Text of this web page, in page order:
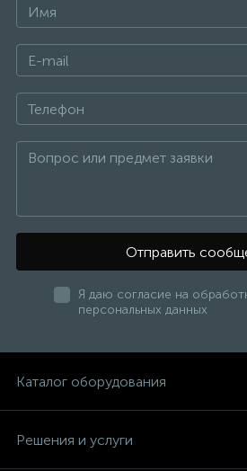
Отправить
Я даю согласие на
персональных данных
Каталог оборудования
Решения и услуги